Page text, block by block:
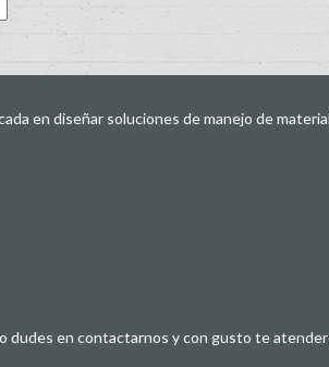
en diseñar soluciones de manejo de
dudes en contactarnos y con gusto te